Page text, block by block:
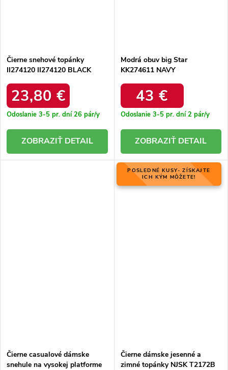
Čierne snehové topánky
II274120 II274120 BLACK
23,80 €
Odoslanie 3-5 pr. dní26 pár/y
DETAIL
Modrá obuv big Star
KK274611 NAVY
43 €
Odoslanie 3-5 pr. dní2 pár/y
DETAIL
Čierne casualové dámske
snehule na vysokej platforme
POSLEDNÉ KUSY- ZÍSKAJTE
ICH KÝM MÔŽETE!
Čierne dámske jesenné a
zimné topánky NJSK T2172B